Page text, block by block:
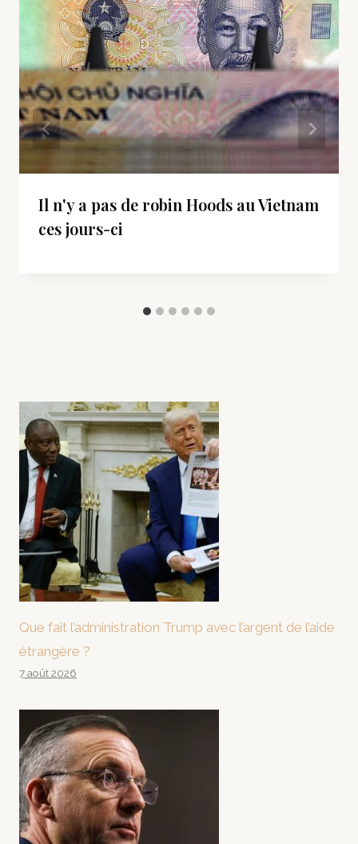
Il n'y a pas de robin Hoods au Vietnam
ces jours-ci
Que fait l’administration Trump avec l’argent de l’aide
étrangère ?
7 août 2026